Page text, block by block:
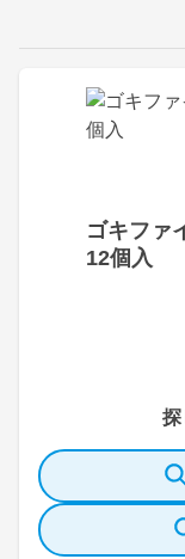
ゴキファ
12個入
探